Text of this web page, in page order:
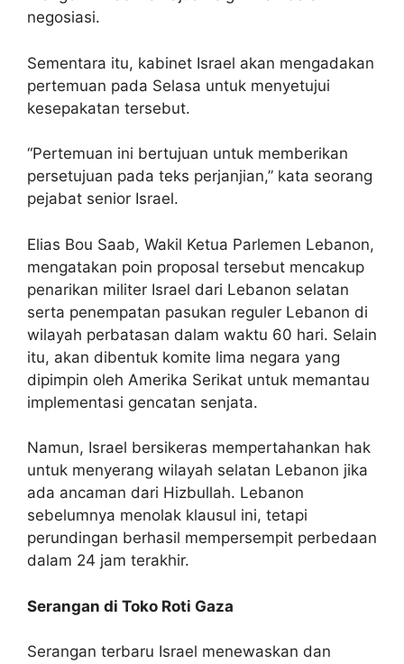
negosiasi.
Sementara itu, kabinet Israel akan mengadakan
pertemuan pada Selasa untuk menyetujui
kesepakatan tersebut.
“Pertemuan ini bertujuan untuk memberikan
persetujuan pada teks perjanjian,” kata seorang
pejabat senior Israel.
Elias Bou Saab, Wakil Ketua Parlemen Lebanon,
mengatakan poin proposal tersebut mencakup
penarikan militer Israel dari Lebanon selatan
serta penempatan pasukan reguler Lebanon di
wilayah perbatasan dalam waktu 60 hari. Selain
itu, akan dibentuk komite lima negara yang
dipimpin oleh Amerika Serikat untuk memantau
implementasi gencatan senjata.
Namun, Israel bersikeras mempertahankan hak
untuk menyerang wilayah selatan Lebanon jika
ada ancaman dari Hizbullah. Lebanon
sebelumnya menolak klausul ini, tetapi
perundingan berhasil mempersempit perbedaan
dalam 24 jam terakhir.
Serangan di Toko Roti Gaza
Serangan terbaru Israel menewaskan dan